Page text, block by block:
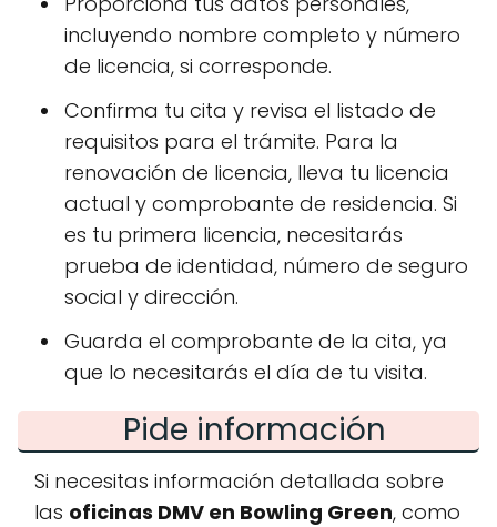
incluyendo nombre completo y número
de licencia, si corresponde.
Confirma tu cita y revisa el listado de
requisitos para el trámite. Para la
renovación de licencia, lleva tu licencia
actual y comprobante de residencia. Si
es tu primera licencia, necesitarás
prueba de identidad, número de seguro
social y dirección.
Guarda el comprobante de la cita, ya
que lo necesitarás el día de tu visita.
Pide información
Si necesitas información detallada sobre
las oficinas DMV en Bowling Green, como